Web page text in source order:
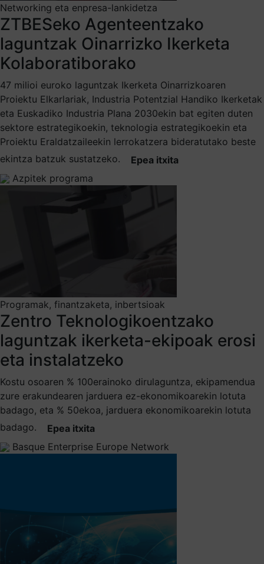
Networking eta enpresa-lankidetza
ZTBESeko Agenteentzako
laguntzak Oinarrizko Ikerketa
Kolaboratiborako
47 milioi euroko laguntzak Ikerketa Oinarrizkoaren
Proiektu Elkarlariak, Industria Potentzial Handiko Ikerketak
eta Euskadiko Industria Plana 2030ekin bat egiten duten
sektore estrategikoekin, teknologia estrategikoekin eta
Proiektu Eraldatzaileekin lerrokatzera bideratutako beste
ekintza batzuk sustatzeko.
Epea itxita
Azpitek programa
Programak, finantzaketa, inbertsioak
Zentro Teknologikoentzako
laguntzak ikerketa-ekipoak erosi
eta instalatzeko
Kostu osoaren % 100erainoko dirulaguntza, ekipamendua
zure erakundearen jarduera ez-ekonomikoarekin lotuta
badago, eta % 50ekoa, jarduera ekonomikoarekin lotuta
badago.
Epea itxita
Basque Enterprise Europe Network